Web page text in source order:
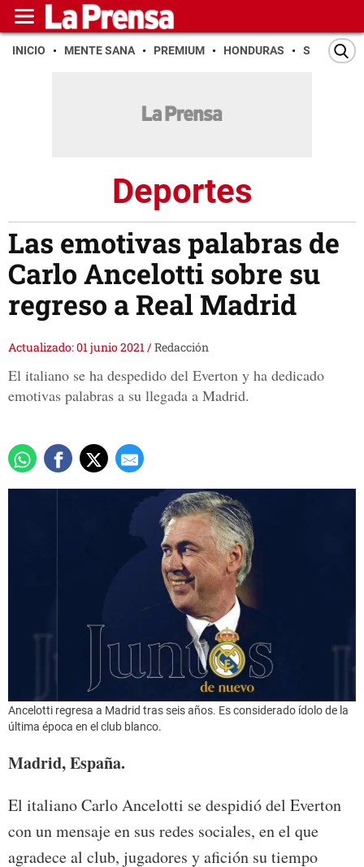
INICIO MENTE SANA PREMIUM HONDURAS SAN PEDRO
Deportes
Las emotivas palabras de
Carlo Ancelotti sobre su
regreso a Real Madrid
Actualizado: 01 junio 2021/Redacción
El italiano se ha despedido del Everton y ha dedicado
emotivas palabras a su llegada a Madrid.
Ancelotti regresa a Madrid tras seis años. Es considerado ídolo de la
última época en el club blanco.
Madrid, España.
El italiano Carlo Ancelotti se despidió del Everton
con un mensaje en sus redes sociales, en el que
agradece al club, jugadores y afición su tiempo